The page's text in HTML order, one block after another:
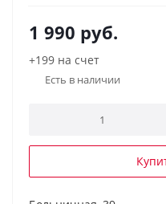
1 990 руб.
+199 на счет
Есть в наличии